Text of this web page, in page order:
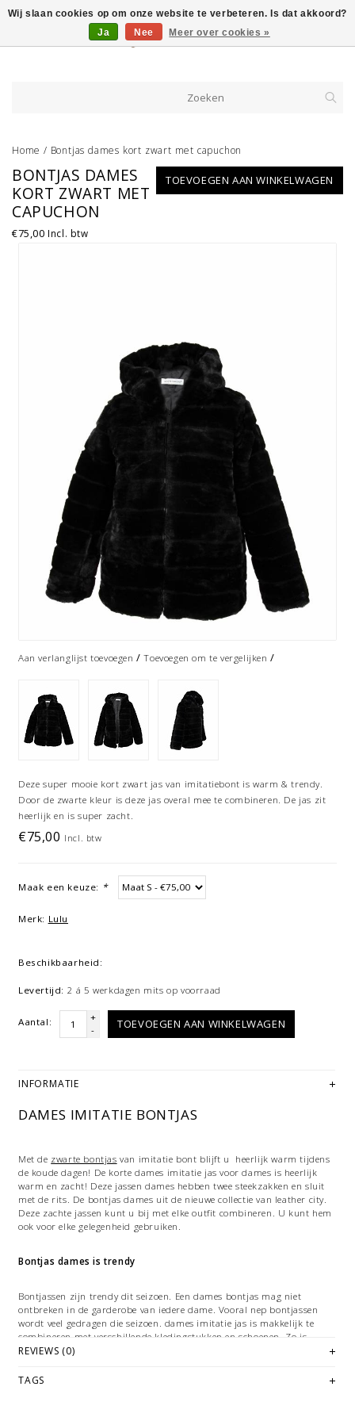
Home / Bontjas dames kort zwart met capuchon
TOEVOEGEN AAN WINKELWAGEN
BONTJAS DAMES
KORT ZWART MET
CAPUCHON
€75,00 Incl. btw
Aan verlanglijst toevoegen /Toevoegen om te vergelijken /
Deze super mooie kort zwart jas van imitatiebont is warm & trendy.
Door de zwarte kleur is deze jas overal mee te combineren. De jas zit
heerlijk en is super zacht.
€75,00 Incl. btw
Maak een keuze: *
Merk: Lulu
Beschikbaarheid:
Levertijd: 2 á 5 werkdagen mits op voorraad
Aantal:
+
-
TOEVOEGEN AAN WINKELWAGEN
INFORMATIE
DAMES IMITATIE BONTJAS
Met de zwarte bontjas van imitatie bont blijft u heerlijk warm tijdens
de koude dagen! De korte dames imitatie jas voor dames is heerlijk
warm en zacht! Deze jassen dames hebben twee steekzakken en sluit
met de rits. De bontjas dames uit de nieuwe collectie van leather city.
Deze zachte jassen kunt u bij met elke outfit combineren. U kunt hem
ook voor elke gelegenheid gebruiken.
Bontjas dames is trendy
Bontjassen zijn trendy dit seizoen. Een dames bontjas mag niet
ontbreken in de garderobe van iedere dame. Vooral nep bontjassen
wordt veel gedragen die seizoen. dames imitatie jas is makkelijk te
combineren met verschillende kledingstukken en schoenen. Zo is
bijvoorbeeld de combinatie van een dames bontjas met zwarte leren
deze jassen met meer sportieve kleding dragen.
REVIEWS (0)
TAGS
Wij slaan cookies op om onze website te verbeteren. Is dat akkoord?
Ja
Nee Meer over cookies »